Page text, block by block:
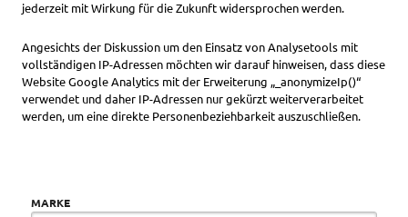
jederzeit mit Wirkung für die Zukunft widersprochen werden.
Angesichts der Diskussion um den Einsatz von Analysetools mit
vollständigen IP-Adressen möchten wir darauf hinweisen, dass diese
Website Google Analytics mit der Erweiterung „_anonymizeIp()“
verwendet und daher IP-Adressen nur gekürzt weiterverarbeitet
werden, um eine direkte Personenbeziehbarkeit auszuschließen.
MARKE